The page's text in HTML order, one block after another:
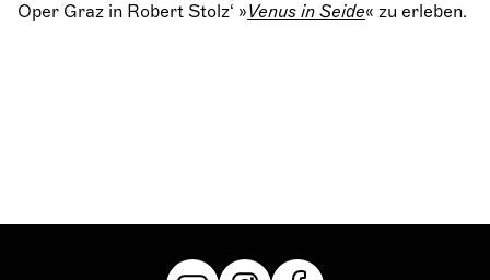
Oper Graz in Robert Stolz‘ »Venus in Seide« zu erleben.